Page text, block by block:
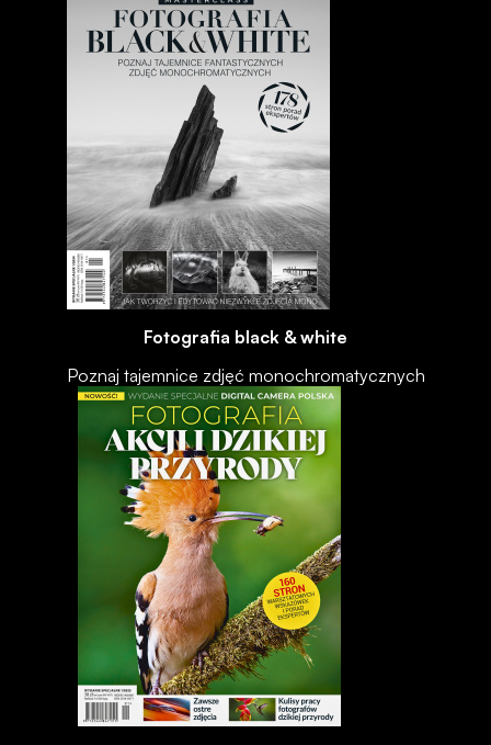
Fotografia black & white
Poznaj tajemnice zdjęć monochromatycznych